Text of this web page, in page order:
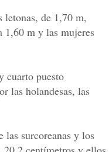
letonas, de 1,70 m,
1,60 m y las mujeres
cuarto puesto
las holandesas, las
las surcoreanas y los